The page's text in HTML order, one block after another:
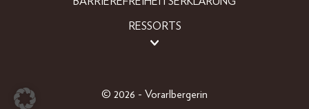
RESSORTS
© 2026 - Vorarlbergerin